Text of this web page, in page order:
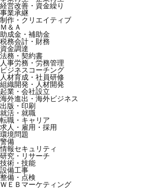
経営改善・資金繰り
事業承継
制作・クリエイティブ
Ｍ＆Ａ
助成金・補助金
税務会計・財務
資金調達
法務・契約書
人事労務・労務管理
ビジネスコーチング
人材育成・社員研修
組織開発・人材開発
起業・会社設立
海外進出・海外ビジネス
出版・印刷
就活・就職
転職・キャリア
求人・雇用・採用
環境問題
警備
情報セキュリティ
研究・リサーチ
技術・技能
設備工事
整備・点検
ＷＥＢマーケティング